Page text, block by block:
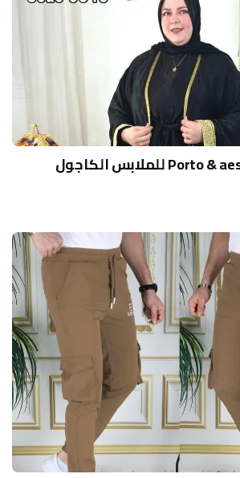
مكتب Porto & aesel Fashion للملابس الكاجول